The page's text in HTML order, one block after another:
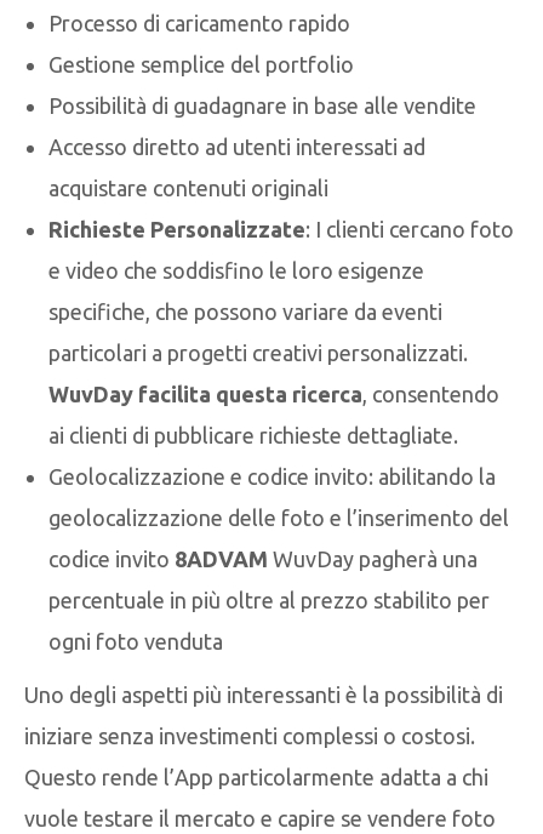
Processo di caricamento rapido
Gestione semplice del portfolio
Possibilità di guadagnare in base alle vendite
Accesso diretto ad utenti interessati ad
acquistare contenuti originali
Richieste Personalizzate: I clienti cercano foto
e video che soddisfino le loro esigenze
specifiche, che possono variare da eventi
particolari a progetti creativi personalizzati.
WuvDay facilita questa ricerca , consentendo
ai clienti di pubblicare richieste dettagliate.
Geolocalizzazione e codice invito: abilitando la
geolocalizzazione delle foto e l’inserimento del
codice invito 8ADVAM WuvDay pagherà una
percentuale in più oltre al prezzo stabilito per
ogni foto venduta
Uno degli aspetti più interessanti è la possibilità di
iniziare senza investimenti complessi o costosi.
Questo rende l’App particolarmente adatta a chi
vuole testare il mercato e capire se vendere foto